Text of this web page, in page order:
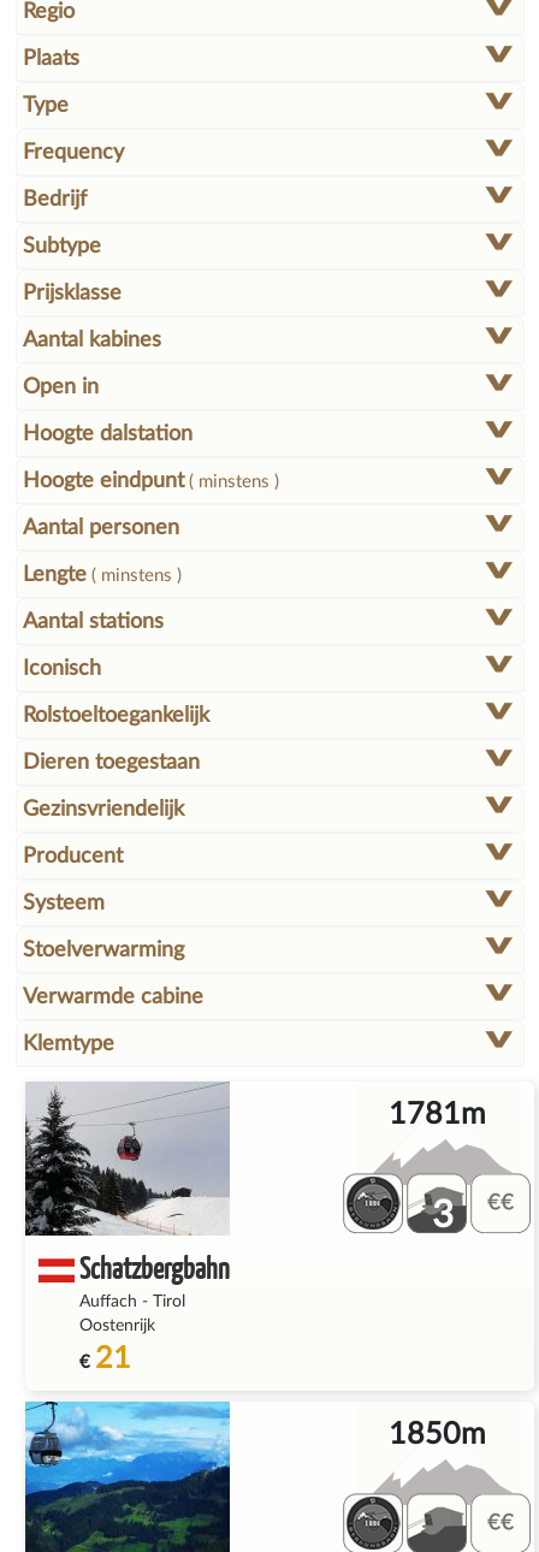
km
Regio
Plaats
Type
Frequency
Bedrijf
Subtype
Prijsklasse
Aantal kabines
Open in
Hoogte dalstation
Hoogte eindpunt( minstens )
Aantal personen
Lengte( minstens )
Aantal stations
Iconisch
Rolstoeltoegankelijk
Dieren toegestaan
Gezinsvriendelijk
Producent
Systeem
Stoelverwarming
Verwarmde cabine
Klemtype
Schatzbergbahn
Auffach -
Tirol
Oostenrijk
€ 21
1781m
3
1850m